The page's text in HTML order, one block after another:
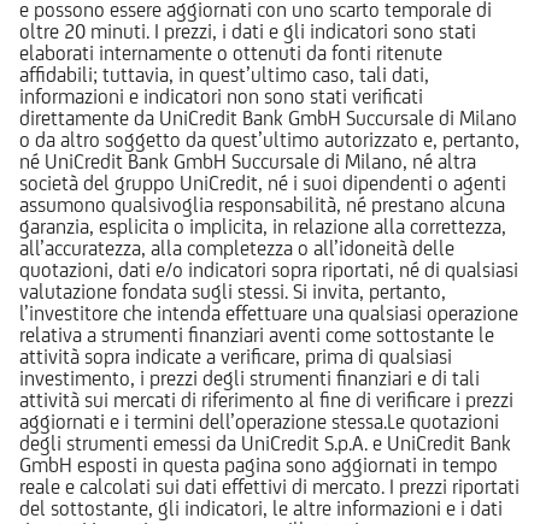
e possono essere aggiornati con uno scarto temporale di
oltre 20 minuti. I prezzi, i dati e gli indicatori sono stati
elaborati internamente o ottenuti da fonti ritenute
affidabili; tuttavia, in quest’ultimo caso, tali dati,
informazioni e indicatori non sono stati verificati
direttamente da UniCredit Bank GmbH Succursale di Milano
o da altro soggetto da quest’ultimo autorizzato e, pertanto,
né UniCredit Bank GmbH Succursale di Milano, né altra
società del gruppo UniCredit, né i suoi dipendenti o agenti
assumono qualsivoglia responsabilità, né prestano alcuna
garanzia, esplicita o implicita, in relazione alla correttezza,
all’accuratezza, alla completezza o all’idoneità delle
quotazioni, dati e/o indicatori sopra riportati, né di qualsiasi
valutazione fondata sugli stessi. Si invita, pertanto,
l’investitore che intenda effettuare una qualsiasi operazione
relativa a strumenti finanziari aventi come sottostante le
attività sopra indicate a verificare, prima di qualsiasi
investimento, i prezzi degli strumenti finanziari e di tali
attività sui mercati di riferimento al fine di verificare i prezzi
aggiornati e i termini dell’operazione stessa.Le quotazioni
degli strumenti emessi da UniCredit S.p.A. e UniCredit Bank
GmbH esposti in questa pagina sono aggiornati in tempo
reale e calcolati sui dati effettivi di mercato. I prezzi riportati
del sottostante, gli indicatori, le altre informazioni e i dati